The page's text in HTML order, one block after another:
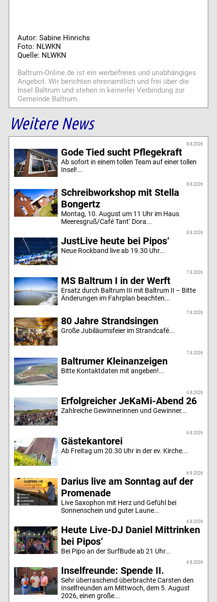
Autor: Sabine Hinrichs
Foto: NLWKN
Quelle: NLWKN
Baltrum-Online.de ist ein werbefreies und unabhängiges
Angebot. Wir berichten ehrenamtlich und frei über die
Insel Baltrum und stehen in keinerlei Verbindung zur
Gemeinde Baltrum.
Weitere News
8.8.2026
Gode Tied sucht Pflegekraft
Ab sofort in einem tollen Team auf einer tollen
Insel!...
8.8.2026
Schreibworkshop mit Stella
Bongertz
Montag, 10. August um 11 Uhr im Haus
Meeresgruß/Café Tant‘ Dora...
8.8.2026
JustLive heute bei Pipos‘
Neue Rockband live ab 19.30 Uhr...
7.8.2026
MS Baltrum I in der Werft
Ersatz durch Baltrum III mit Baltrum II – Bitte
Änderungen im Fahrplan beachten...
7.8.2026
80 Jahre Strandsingen
Große Jubiläumsfeier im Strandcafé...
7.8.2026
Baltrumer Kleinanzeigen
Bitte Kontaktdaten mit angeben!...
6.8.2026
Erfolgreicher JeKaMi-Abend 26
Zahlreiche Gewinnerinnen und Gewinner...
6.8.2026
Gästekantorei
Ab Freitag um 20.30 Uhr in der ev. Kirche...
6.8.2026
Darius live am Sonntag auf der
Promenade
Live Saxophon mit Herz und Gefühl bei
Sonnenschein und guter Laune...
6.8.2026
Heute Live-DJ Daniel Mittrinken
bei Pipos‘
Bei Pipo an der SurfBude ab 21 Uhr...
6.8.2026
Inselfreunde: Spende II.
Sehr überraschend überbrachte Carsten den
Inselfreunden am Mittwoch, dem 5. August
2026, einen große...